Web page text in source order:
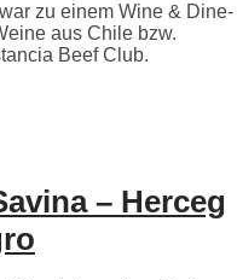
zu einem Wine & Dine-
aus Chile bzw.
Beef Club.
– Herceg